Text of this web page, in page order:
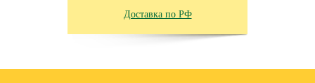
Доставка по РФ